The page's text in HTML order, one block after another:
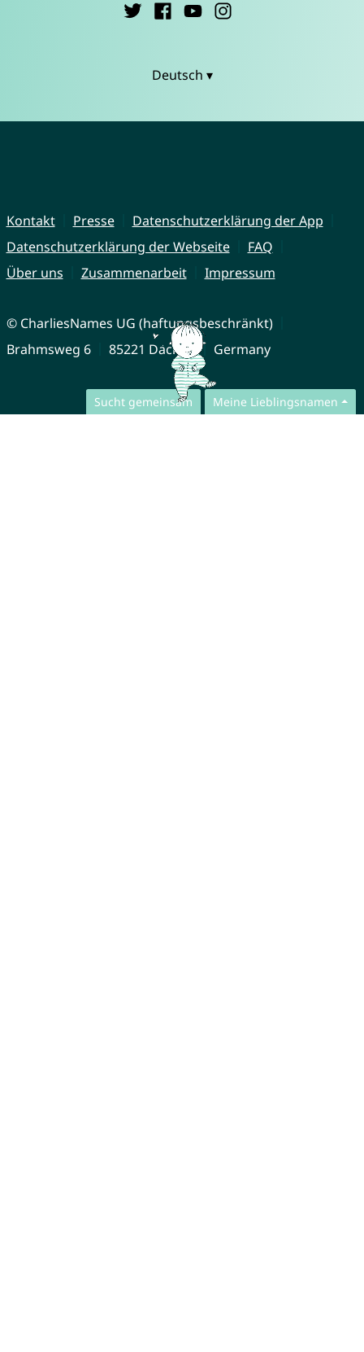
Sucht gemeinsam Meine Lieblingsnamen
Deutsch ▾
Kontakt Presse
Datenschutzerklärung der App
Datenschutzerklärung der Webseite
FAQ
Über uns
Zusammenarbeit Impressum
© CharliesNames UG (haftungsbeschränkt)
Brahmsweg 6
85221 Dachau Germany